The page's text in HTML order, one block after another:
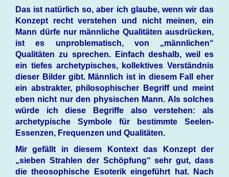
Das ist natürlich so, aber ich glaube, wenn wir das
Konzept recht verstehen und nicht meinen, ein
Mann dürfe nur männliche Qualitäten ausdrücken,
ist es unproblematisch, von „männlichen“
Qualitäten zu sprechen. Einfach deshalb, weil es
ein tiefes archetypisches, kollektives Verständnis
dieser Bilder gibt. Männlich ist in diesem Fall eher
ein abstrakter, philosophischer Begriff und meint
eben nicht nur den physischen Mann. Als solches
würde ich diese Begriffe also verstehen: als
archetypische Symbole für bestimmte Seelen-
Essenzen, Frequenzen und Qualitäten.
Mir gefällt in diesem Kontext das Konzept der
„sieben Strahlen der Schöpfung“ sehr gut, dass
die theosophische Esoterik eingeführt hat. Nach